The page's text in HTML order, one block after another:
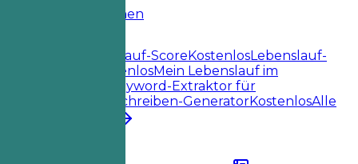
Funktionen
Sofortiger Lebenslauf-ScoreKostenlosLebenslauf-
KostenlosMein Lebenslauf im
Keyword-Extraktor für
Anschreiben-GeneratorKostenlosAlle